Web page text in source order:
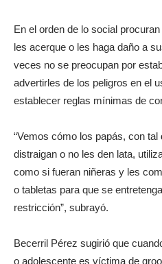
En el orden de lo social
les acerque o les haga daño a
veces no se preocupan por
advertirles de los peligros en el
establecer reglas mínimas de
“Vemos cómo los papás, con tal
distraigan o no les den lata,
como si fueran niñeras y les
o tabletas para que se
restricción”, subrayó.
Becerril Pérez sugirió que
o adolescente es víctima de